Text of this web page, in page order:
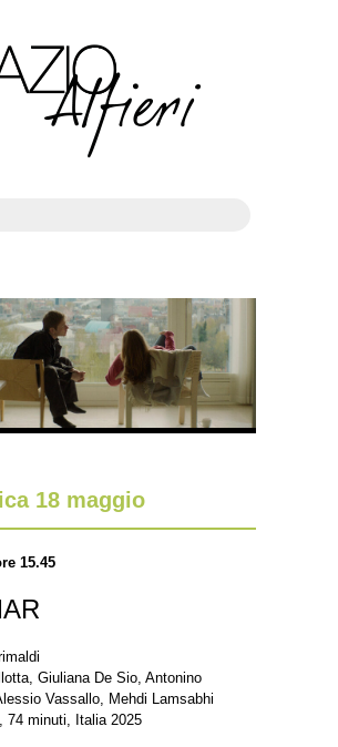
18 maggio
15.45
Giuliana De Sio, Antonino
Vassallo, Mehdi Lamsabhi
74 minuti, Italia 2025